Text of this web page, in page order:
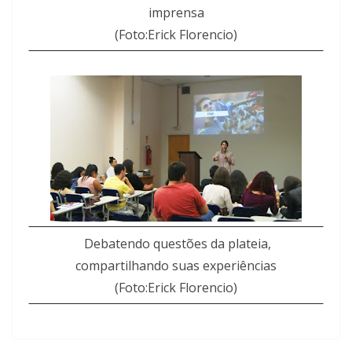
imprensa
(Foto:Erick Florencio)
Debatendo questões da plateia,
compartilhando suas experiências
(Foto:Erick Florencio)